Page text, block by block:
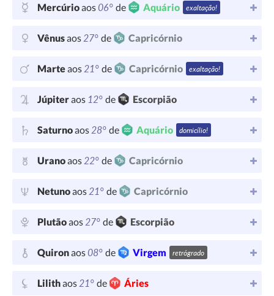
Mercúrioaos06° de Aquário exaltação!
Vênusaos27° de Capricórnio
Marteaos21° de Capricórnio exaltação!
Júpiteraos 12° de Escorpião
Saturnoaos28° de Aquário domicílio!
Uranoaos22° de Capricórnio
Netunoaos21° de Capricórnio
Plutãoaos27° de Escorpião
Quironaos08° de Virgem retrógrado
Lilithaos21° de Áries